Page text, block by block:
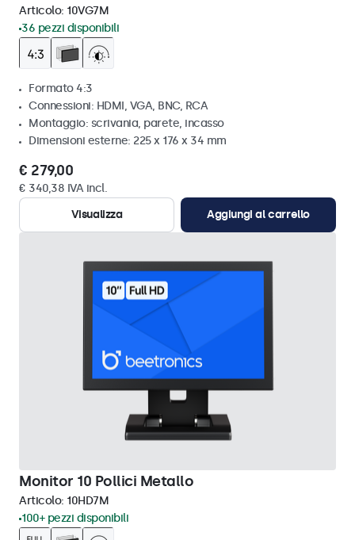
Articolo: 10VG7M
36 pezzi disponibili
Formato 4:3
Connessioni: HDMI, VGA, BNC, RCA
Montaggio: scrivania, parete, incasso
Dimensioni esterne: 225 x 176 x 34 mm
€ 279,00
€ 340,38 IVA incl.
Visualizza
Aggiungi al carrello
Monitor 10 Pollici Metallo
Articolo: 10HD7M
100+ pezzi disponibili